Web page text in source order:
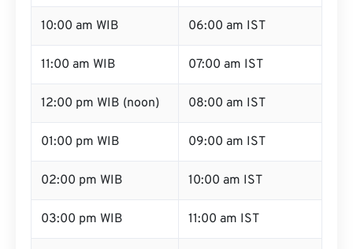
10:00 am WIB 06:00 am IST
11:00 am WIB 07:00 am IST
12:00 pm WIB (noon) 08:00 am IST
01:00 pm WIB 09:00 am IST
02:00 pm WIB 10:00 am IST
03:00 pm WIB 11:00 am IST